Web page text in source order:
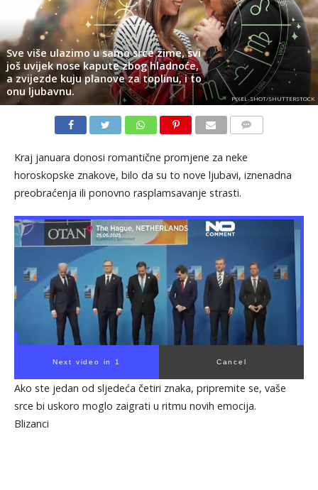
Sve više ulazimo u samo srce zime, svi
još uvijek nose kapute zbog hladnoće,
a zvijezde kuju planove za toplinu, i to
onu ljubavnu.
PIXEL-SHOT/SHUTTERSTOCK
Kraj januara donosi romantične promjene za neke
horoskopske znakove, bilo da su to nove ljubavi, iznenadna
preobraćenja ili ponovno rasplamsavanje strasti.
Next video in 1 Cancel
Ako ste jedan od sljedeća četiri znaka, pripremite se, vaše
srce bi uskoro moglo zaigrati u ritmu novih emocija.
Blizanci